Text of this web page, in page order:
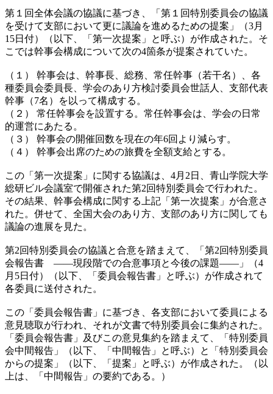
第１回全体会議の協議に基づき、「第１回特別委員会の協議
を受けて支部において更に議論を進めるための提案」（3月
15日付）（以下、「第一次提案」と呼ぶ）が作成された。そ
こでは幹事会構成について次の4箇条が提案されていた。
（１） 幹事会は、幹事長、総務、常任幹事（若干名）、各
種委員会委員長、学会のあり方検討委員会世話人、支部代表
幹事（7名）を以って構成する。
（２） 常任幹事会を設置する。常任幹事会は、学会の日常
的運営にあたる。
（３） 幹事会の開催回数を現在の年6回より減らす。
（４） 幹事会出席のための旅費を全額支給とする。
この「第一次提案」に関する協議は、4月2日、青山学院大学
総研ビル会議室で開催された第2回特別委員会で行われた。
その結果、幹事会構成に関する上記「第一次提案」が合意さ
れた。併せて、全国大会のあり方、支部のあり方に関しても
議論の進展を見た。
第2回特別委員会の協議と合意を踏まえて、「第2回特別委員
会報告書 ――現段階での合意事項と今後の課題――」（4
月5日付）（以下、「委員会報告書」と呼ぶ）が作成されて
各委員に送付された。
この「委員会報告書」に基づき、各支部において委員による
意見聴取が行われ、それが文書で特別委員会に集約された。
「委員会報告書」及びこの意見集約を踏まえて、「特別委員
会中間報告」（以下、「中間報告」と呼ぶ）と「特別委員会
からの提案」（以下、「提案」と呼ぶ）が作成された。（以
上は、「中間報告」の要約である。）